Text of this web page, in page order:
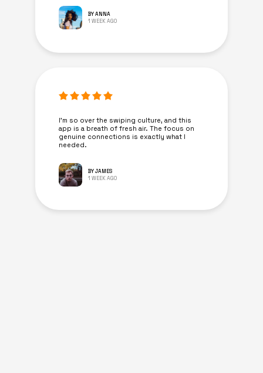
BY ANNA
1 WEEK AGO
I’m so over the swiping culture, and this
app is a breath of fresh air. The focus on
genuine connections is exactly what I
needed.
BY JAMES
1 WEEK AGO